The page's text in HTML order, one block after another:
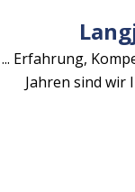
... Erfahrung,
Jahren sind